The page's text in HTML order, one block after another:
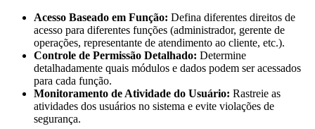
Acesso Baseado em Função: Defina diferentes direitos de
acesso para diferentes funções (administrador, gerente de
operações, representante de atendimento ao cliente, etc.).
Controle de Permissão Detalhado: Determine
detalhadamente quais módulos e dados podem ser acessados
para cada função.
Monitoramento de Atividade do Usuário: Rastreie as
atividades dos usuários no sistema e evite violações de
segurança.